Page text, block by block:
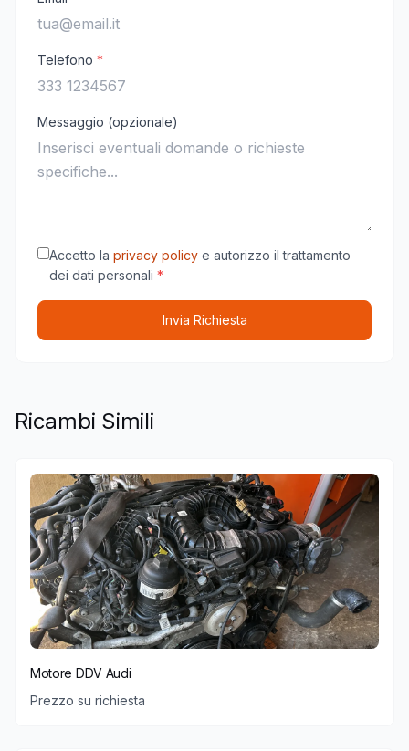
Telefono *
Messaggio (opzionale)
Accetto la privacy policy e autorizzo il trattamento
dei dati personali *
Invia Richiesta
Ricambi Simili
Motore DDV Audi
Prezzo su richiesta